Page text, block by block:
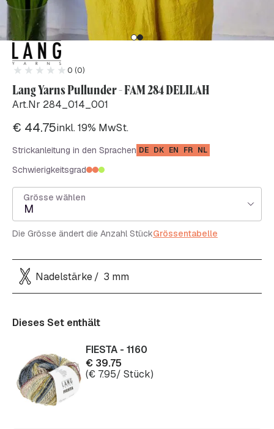
0 (0)
Lang Yarns Pullunder - FAM 284 DELILAH
Art.Nr 284_014_001
€ 44.75inkl. 19% MwSt.
Strickanleitung in den Sprachen DE DK EN FR NL
Schwierigkeitsgrad
Grösse wählen
M
Die Grösse ändert die Anzahl StückGrössentabelle
Nadelstärke 3 mm
Dieses Set enthält
FIESTA - 1160
€ 39.75
(€ 7.95/ Stück)